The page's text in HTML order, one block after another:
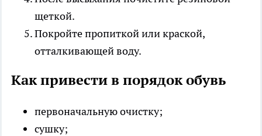
щеткой.
Покройте пропиткой или краской,
отталкивающей воду.
Как привести в порядок обувь
первоначальную очистку;
сушку;